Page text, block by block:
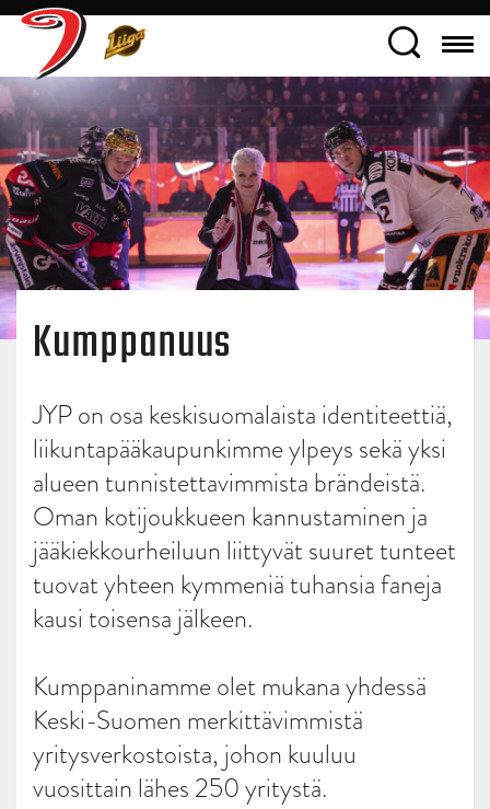
Kumppanuus
JYP on osa keskisuomalaista identiteettiä,
liikuntapääkaupunkimme ylpeys sekä yksi
alueen tunnistettavimmista brändeistä.
Oman kotijoukkueen kannustaminen ja
jääkiekkourheiluun liittyvät suuret tunteet
tuovat yhteen kymmeniä tuhansia faneja
kausi toisensa jälkeen.
Kumppaninamme olet mukana yhdessä
Keski-Suomen merkittävimmistä
yritysverkostoista, johon kuuluu
vuosittain lähes 250 yritystä.